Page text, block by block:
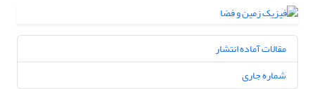
مقالات آماده انتشار
شماره جاری